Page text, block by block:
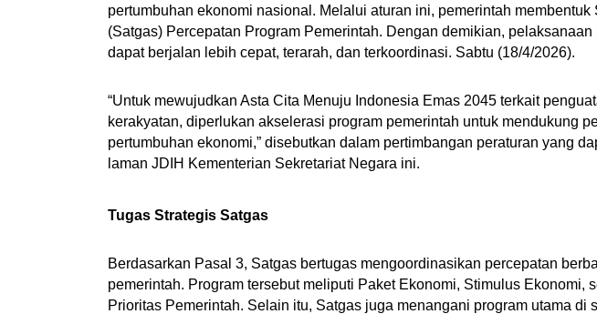
pertumbuhan ekonomi nasional. Melalui aturan ini, pemerintah membentuk
(Satgas) Percepatan Program Pemerintah. Dengan demikian, pelaksanaan
dapat berjalan lebih cepat, terarah, dan terkoordinasi. Sabtu (18/4/2026).
“Untuk mewujudkan Asta Cita Menuju Indonesia Emas 2045 terkait
kerakyatan, diperlukan akselerasi program pemerintah untuk mendukung
pertumbuhan ekonomi,” disebutkan dalam pertimbangan peraturan yang
laman JDIH Kementerian Sekretariat Negara ini.
Tugas Strategis Satgas
Berdasarkan Pasal 3, Satgas bertugas mengoordinasikan percepatan
pemerintah. Program tersebut meliputi Paket Ekonomi, Stimulus Ekonomi,
Prioritas Pemerintah. Selain itu, Satgas juga menangani program utama di